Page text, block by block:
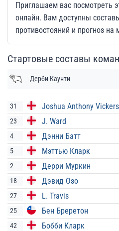
Приглашаем вас посмотреть
онлайн. Вам доступны
противостояний и прогноз на
Стартовые составы
Дерби Каунти
31 Joshua Anthony Vickers
23 J. Ward
4 Дэнни Батт
5 Мэттью Кларк
2 Дерри Муркин
18 Дэвид Озо
27 L. Travis
25 Бен Бреретон
42 Бобби Кларк